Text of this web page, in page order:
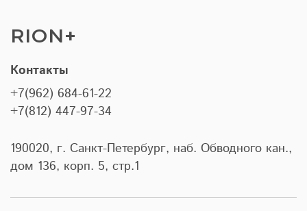
RION+
Контакты
+7(962) 684-61-22
+7(812) 447-97-34
190020, г. Санкт-Петербург, наб. Обводного кан.,
дом 136, корп. 5, стр.1